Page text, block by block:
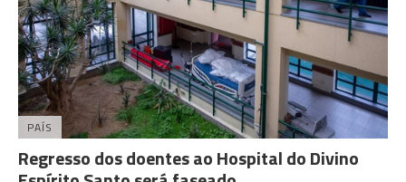
PAÍS
Regresso dos doentes ao Hospital do Divino